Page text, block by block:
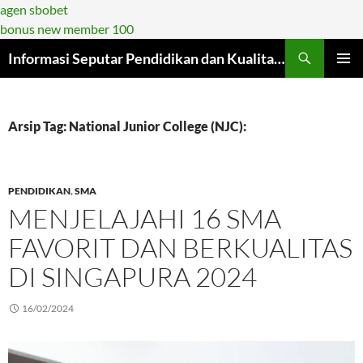
agen sbobet
bonus new member 100
ke
Informasi Seputar Pendidikan dan Kualitasnya di Era Modern
Arsip Tag: National Junior College (NJC):
PENDIDIKAN,SMA
MENJELAJAHI 16 SMA
FAVORIT DAN BERKUALITAS
DI SINGAPURA 2024
16/02/2024